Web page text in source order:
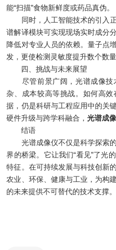
能“扫描”食物新鲜度或药品真伪。
同时，人工智能技术的引入正
谱解译模块可实现现场实时成分
降低对专业人员的依赖。量子点
发，更使检测灵敏度提升数个数
四、挑战与未来展望
尽管前景广阔，光谱成像技
杂、成本较高等挑战。如何高
据，仍是科研与工程应用中的关
硬件升级与跨学科融合，光谱成
结语
光谱成像仪不仅是科学探索的
界的桥梁。它让我们“看见”了光
特征。在可持续发展与科技创新
农业、环保、健康与工业，为构
的未来提供不可替代的技术支撑。